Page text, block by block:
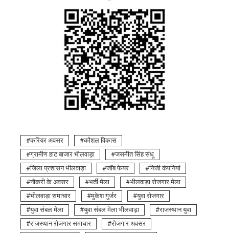
करियर अवसर
कौशल विकास
ग्रामीण हाट बाजार भीलवाड़ा
जसमीत सिंह संधू
जिला प्रशासन भीलवाड़ा
जॉब फेयर
निजी कंपनियां
नौकरी के अवसर
भर्ती मेला
भीलवाड़ा रोजगार मेला
भीलवाड़ा समाचार
मुकेश गुर्जर
युवा रोजगार
युवा संबल मेला
युवा संबल मेला भीलवाड़ा
राजस्थान युवा
राजस्थान रोजगार समाचार
रोजगार अवसर